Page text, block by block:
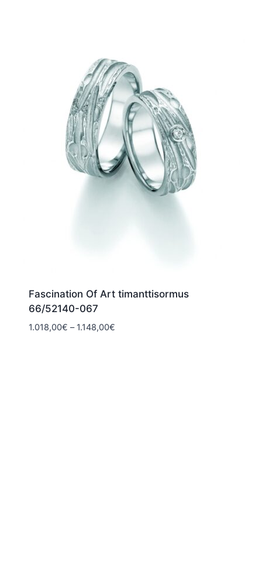
Fascination Of Art timanttisormus
66/52140-067
1.018,00€ – 1.148,00€Hintaluokka: